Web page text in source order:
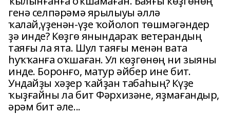
генә селпәрәмә ярылыуы әллә
ҡалай,үҙенән-үҙе ҡойолоп төшмәгәндер
ҙә инде? Көҙгө янындараҡ ветерандың
таяғы ла ята. Шул таяғы менән вата
һуҡҡанға оҡшаған. Ул көҙгөнөң ни зыяны
инде. Боронғо, матур әйбер ине бит.
Ундайҙы хәҙер ҡайҙан табаһың? Күҙе
ҡыҙғайны ла бит Фәрхизәне, яҙмағандыр,
әрәм бит әле...